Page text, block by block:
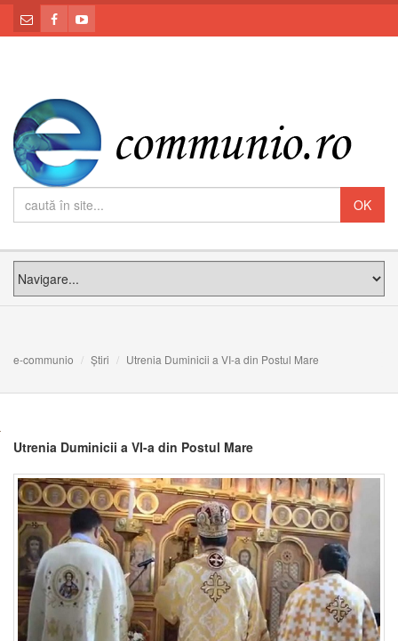
e-communio Știri Utrenia Duminicii a VI-a din Postul Mare
Utrenia Duminicii a VI-a din Postul Mare